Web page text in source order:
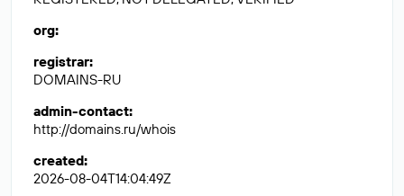
org:
registrar:
DOMAINS-RU
admin-contact:
http://domains.ru/whois
created:
2026-08-04T14:04:49Z